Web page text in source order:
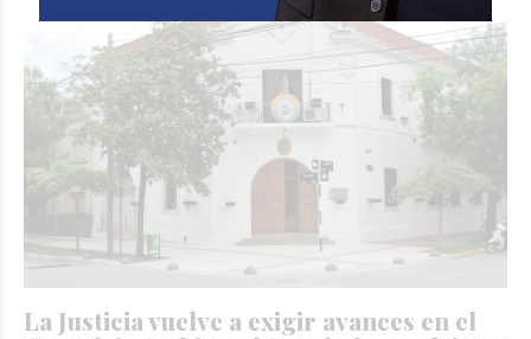
La Justicia vuelve a exigir avances en el